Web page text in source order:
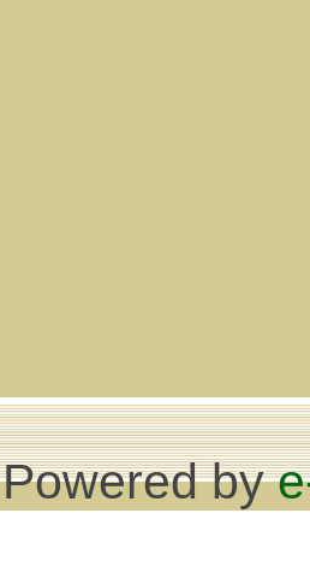
Powered by